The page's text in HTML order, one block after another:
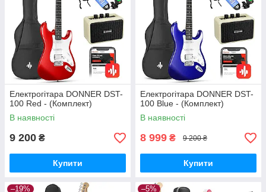
Електрогітара DONNER DST-
100 Red - (Комплект)
В наявності
9 200 ₴
Купити
Електрогітара DONNER DST-
100 Blue - (Комплект)
В наявності
8 999 ₴ 9 200 ₴
Купити
–19% –5%